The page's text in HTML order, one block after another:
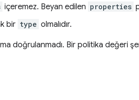
içeremez. Beyan edilen properties
bir type olmalıdır.
doğrulanmadı. Bir politika değeri